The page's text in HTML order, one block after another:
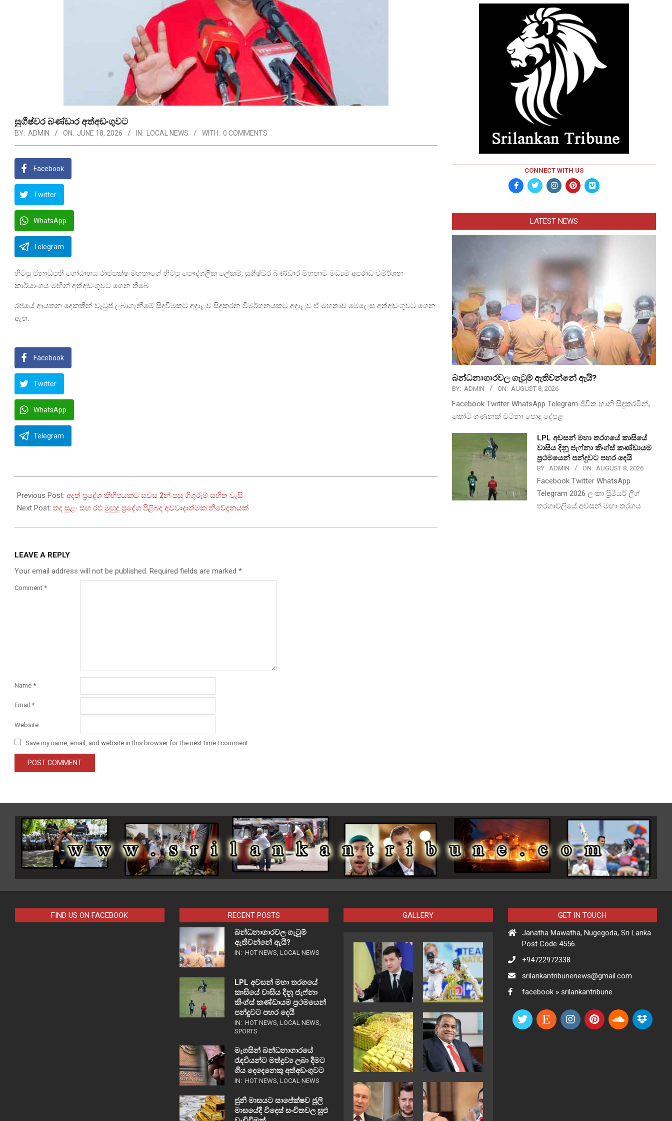
සුගීෂ්වර බණ්ඩාර අත්අඩංගුවට
BY: ADMIN ON: JUNE 18, 2026 IN: LOCAL NEWS WITH: 0 COMMENTS
Facebook
Twitter
WhatsApp
Telegram
හිටපු ජනාධිපති ගෝඨාභය රාජපක්ෂ මහතාගේ හිටපු පෞද්ගලික ලේකම්, සුගීෂ්වර බණ්ඩාර මහතාව මධ්‍යම අපරාධ විමර්ශන
කාර්යාංශය මඟින් අත්අඩංගුවට ගෙන තිබේ.
රජයේ ආයතන දෙකකින් වැටුප් ලබාගැනීමේ සිදුවීමකට අදාළව සිදුකරන විමර්ශනයකට අදාළව ඒ මහතාව මෙලෙස අත්අඩංගුවට ගෙන
ඇත.
Facebook
Twitter
WhatsApp
Telegram
06-
18
Previous Post: අදත් ප්‍රදේශ කිහිපයකට සවස 2න් පසු ගිගුරුම් සහිත වැසි
Next Post: තද සුළං සහ රළු මුහුදු ප්‍රදේශ පිළිබඳ අවවාදාත්මක නිවේදනයක්
LEAVE A REPLY
Your email address will not be published. Required fields are marked *
Comment *
Name *
Email *
Website
Save my name, email, and website in this browser for the next time I comment.
CONNECT WITH US
LATEST NEWS
බන්ධනාගාරවල ගැටුම් ඇතිවන්නේ ඇයි?
BY: ADMIN ON: AUGUST 8, 2026
Facebook Twitter WhatsApp Telegram ජීවිත හානි සිදුකරමින්,
කෝටි ගණනක් වටිනා පොදු දේපළ
LPL අවසන් මහා තරගයේ කාසියේ
වාසිය දිනූ ජැෆ්නා කිංග්ස් කණ්ඩායම
ප්‍රථමයෙන් පන්දුවට පහර දෙයි
BY: ADMIN ON: AUGUST 8, 2026
Facebook Twitter WhatsApp
Telegram 2026 ලංකා ප්‍රිමීයර් ලීග්
තරගාවලියේ අවසන් මහා තරගය
FIND US ON FACEBOOK
RECENT POSTS
බන්ධනාගාරවල ගැටුම්
ඇතිවන්නේ ඇයි?
IN: HOT NEWS, LOCAL NEWS
LPL අවසන් මහා තරගයේ
කාසියේ වාසිය දිනූ ජැෆ්නා
කිංග්ස් කණ්ඩායම ප්‍රථමයෙන්
පන්දුවට පහර දෙයි
IN: HOT NEWS, LOCAL NEWS,
SPORTS
මැගසින් බන්ධනාගාරයේ
රැඳවියන්ට මත්ද්‍රව්‍ය ලබා දීමට
ගිය දෙදෙනෙකු අත්අඩංගුවට
IN: HOT NEWS, LOCAL NEWS
ජුනි මාසයට සාපේක්ෂව ජූලි
මාසයේදී විදෙස් සංචිතවල සුළු
GALLERY
GET IN TOUCH
Janatha Mawatha, Nugegoda, Sri Lanka
Post Code 4556
+94722972338
srilankantribunenews@gmail.com
facebook » srilankantribune